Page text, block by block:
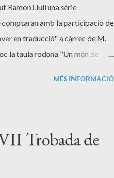
Ramon Llull una sèrie
amb la participació de
en traducció" a càrrec de M.
la taula rodona "Un món de
MÉS INFORMACIÓ
Trobada de